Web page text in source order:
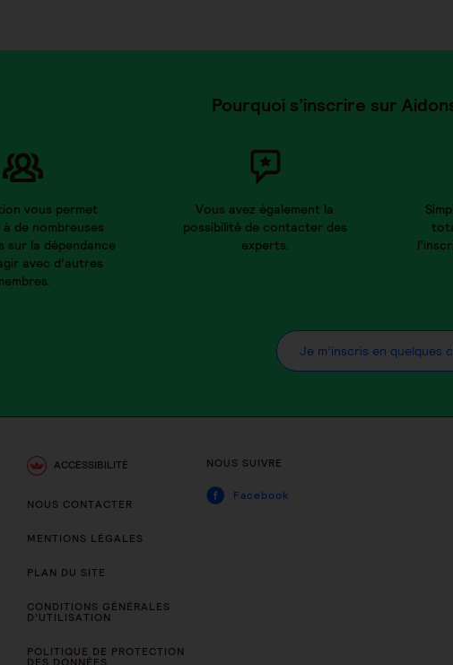
Pourquoi s’inscrire sur
vous permet
à de nombreuses
sur la dépendance
avec d’autres
Vous avez également la
possibilité de contacter des
experts.
Je m’inscris en quelques
ACCESSIBILITÉ
NOUS CONTACTER
MENTIONS LÉGALES
PLAN DU SITE
CONDITIONS GÉNÉRALES
D’UTILISATION
POLITIQUE DE PROTECTION
DES DONNÉES
NOUS SUIVRE
Facebook